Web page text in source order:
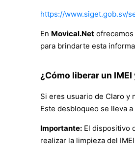
https://www.siget.gob.sv/
En Movical.Net ofrecemos
para brindarte esta
¿Cómo liberar un
Si eres usuario de Claro y
Este desbloqueo se lleva
Importante: El dispositivo
realizar la limpieza del